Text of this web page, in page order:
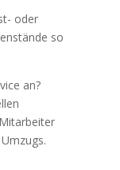
oder
so
an?